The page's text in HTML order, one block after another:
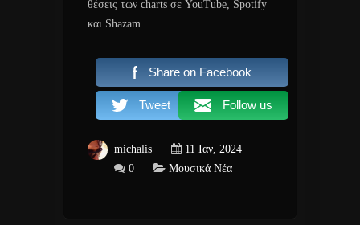
θέσεις των charts σε YouTube, Spotify
και Shazam.
Share on Facebook
Tweet Follow us
michalis
11 Ιαν, 2024
0
Μουσικά Νέα